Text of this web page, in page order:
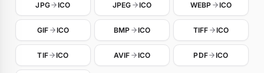
JPG ICO JPEG ICO WEBP ICO
GIF ICO BMP ICO TIFF ICO
TIF ICO AVIF ICO PDF ICO